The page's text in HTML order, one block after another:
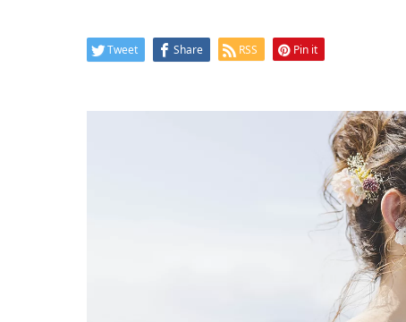
Tweet Share RSS Pin it